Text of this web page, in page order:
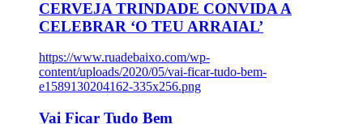
CERVEJA TRINDADE CONVIDA A
CELEBRAR ‘O TEU ARRAIAL’
https://www.ruadebaixo.com/wp-
content/uploads/2020/05/vai-ficar-tudo-bem-
e1589130204162-335x256.png
Vai Ficar Tudo Bem